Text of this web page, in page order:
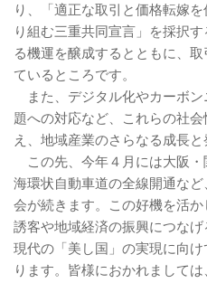
り、「適正な取引と価格転嫁
り組む三重共同宣言」を採択
る機運を醸成するとともに、
ているところです。
また、デジタル化やカーボ
題への対応など、これらの社
え、地域産業のさらなる成長と
この先、今年４月には大阪
海環状自動車道の全線開通な
会が続きます。この好機を活
誘客や地域経済の振興につな
現代の「美し国」の実現に向
ります。皆様におかれまして